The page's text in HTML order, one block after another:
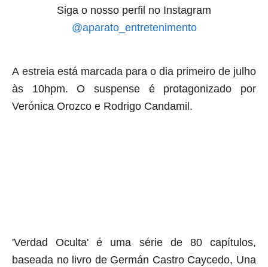
Siga o nosso perfil no Instagram
@aparato_entretenimento
A estreia está marcada para o dia primeiro de julho
às 10hpm. O suspense é protagonizado por
Verónica Orozco e Rodrigo Candamil.
'Verdad Oculta' é uma série de 80 capítulos,
baseada no livro de Germán Castro Caycedo, Una